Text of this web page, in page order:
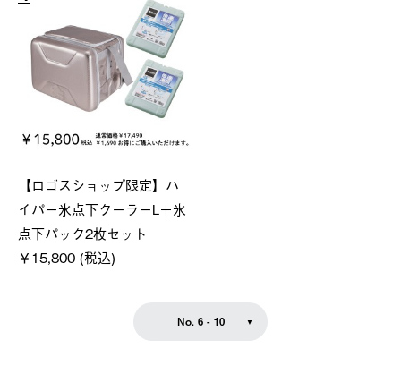
【ロゴスショップ限定】ハ
イパー氷点下クーラーL＋氷
点下パック2枚セット
￥15,800 (税込)
No. 6 - 10